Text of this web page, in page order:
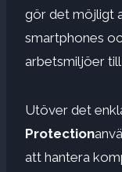
gör det möjligt
smartphones
arbetsmiljöer
Utöver det
Protection
att hantera